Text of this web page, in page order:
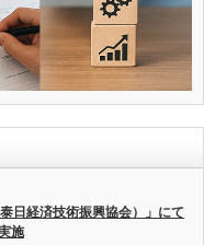
日経済技術振興協会）」にて
施